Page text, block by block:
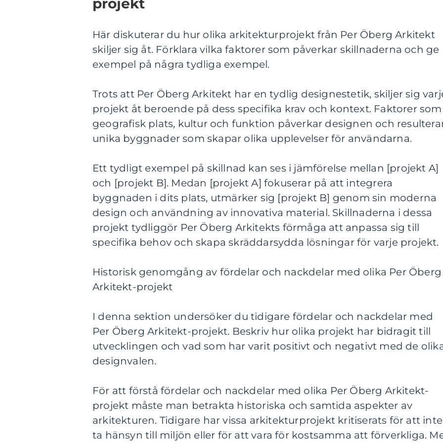
projekt
Här diskuterar du hur olika arkitekturprojekt från Per Öberg Arkitekt
skiljer sig åt. Förklara vilka faktorer som påverkar skillnaderna och ge
exempel på några tydliga exempel.
Trots att Per Öberg Arkitekt har en tydlig designestetik, skiljer sig
projekt åt beroende på dess specifika krav och kontext. Faktorer som
geografisk plats, kultur och funktion påverkar designen och
unika byggnader som skapar olika upplevelser för användarna.
Ett tydligt exempel på skillnad kan ses i jämförelse mellan [projekt A]
och [projekt B]. Medan [projekt A] fokuserar på att integrera
byggnaden i dits plats, utmärker sig [projekt B] genom sin moderna
design och användning av innovativa material. Skillnaderna i dessa
projekt tydliggör Per Öberg Arkitekts förmåga att anpassa sig till
specifika behov och skapa skräddarsydda lösningar för varje projekt.
Historisk genomgång av fördelar och nackdelar med olika Per Öberg
Arkitekt-projekt
I denna sektion undersöker du tidigare fördelar och nackdelar med
Per Öberg Arkitekt-projekt. Beskriv hur olika projekt har bidragit till
utvecklingen och vad som har varit positivt och negativt med de
designvalen.
För att förstå fördelar och nackdelar med olika Per Öberg Arkitekt-
projekt måste man betrakta historiska och samtida aspekter av
arkitekturen. Tidigare har vissa arkitekturprojekt kritiserats för att inte
ta hänsyn till miljön eller för att vara för kostsamma att förverkliga.